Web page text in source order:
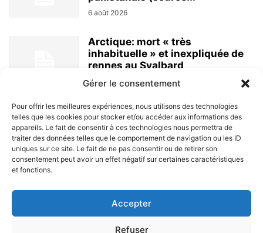
Gérer le consentement
Pour offrir les meilleures expériences, nous utilisons des technologies
telles que les cookies pour stocker et/ou accéder aux informations des
appareils. Le fait de consentir à ces technologies nous permettra de
traiter des données telles que le comportement de navigation ou les ID
uniques sur ce site. Le fait de ne pas consentir ou de retirer son
consentement peut avoir un effet négatif sur certaines caractéristiques
et fonctions.
Accepter
Refuser
6 août 2026
Arctique: mort « très
inhabituelle » et inexpliquée de
rennes au Svalbard
6 août 2026
À PROPOS
SUIVEZ NOUS